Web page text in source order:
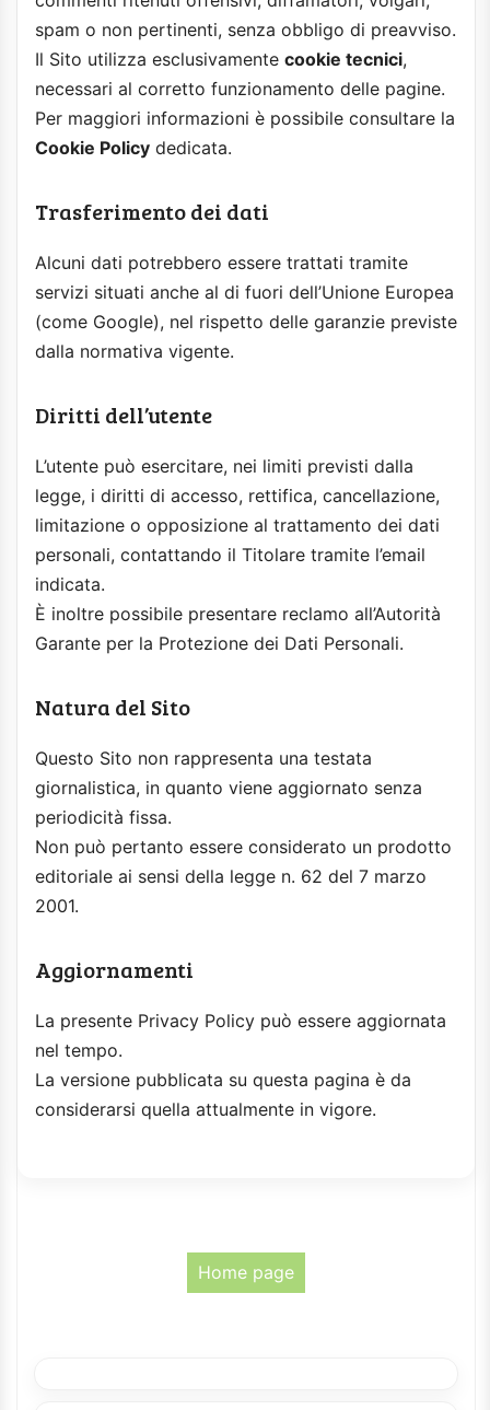
spam o non pertinenti, senza obbligo di preavviso.
Il Sito utilizza esclusivamente cookie tecnici,
necessari al corretto funzionamento delle pagine.
Per maggiori informazioni è possibile consultare la
Cookie Policy dedicata.
Trasferimento dei dati
Alcuni dati potrebbero essere trattati tramite
servizi situati anche al di fuori dell’Unione Europea
(come Google), nel rispetto delle garanzie previste
dalla normativa vigente.
Diritti dell’utente
L’utente può esercitare, nei limiti previsti dalla
legge, i diritti di accesso, rettifica, cancellazione,
limitazione o opposizione al trattamento dei dati
personali, contattando il Titolare tramite l’email
indicata.
È inoltre possibile presentare reclamo all’Autorità
Garante per la Protezione dei Dati Personali.
Natura del Sito
Questo Sito non rappresenta una testata
giornalistica, in quanto viene aggiornato senza
periodicità fissa.
Non può pertanto essere considerato un prodotto
editoriale ai sensi della legge n. 62 del 7 marzo
2001.
Aggiornamenti
La presente Privacy Policy può essere aggiornata
nel tempo.
La versione pubblicata su questa pagina è da
considerarsi quella attualmente in vigore.
Home page